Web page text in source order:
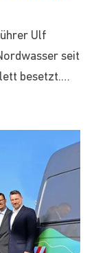
Ulf
seit
besetzt.…